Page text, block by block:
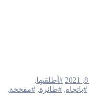
#أطلقتها,
#باتجاه, #طائرة, #مفخخة,